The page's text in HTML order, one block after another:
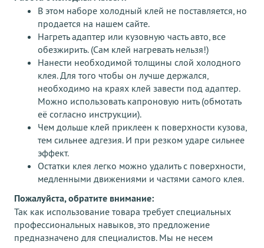
В этом наборе холодный клей не поставляется, но
продается на нашем сайте.
Нагреть адаптер или кузовную часть авто, все
обезжирить. (Сам клей нагревать нельзя!)
Нанести необходимой толщины слой холодного
клея. Для того чтобы он лучше держался,
необходимо на краях клей завести под адаптер.
Можно использовать капроновую нить (обмотать
её согласно инструкции).
Чем дольше клей приклеен к поверхности кузова,
тем сильнее адгезия. И при резком ударе сильнее
эффект.
Остатки клея легко можно удалить с поверхности,
медленными движениями и частями самого клея.
Пожалуйста, обратите внимание:
Так как использование товара требует специальных
профессиональных навыков, это предложение
предназначено для специалистов. Мы не несем